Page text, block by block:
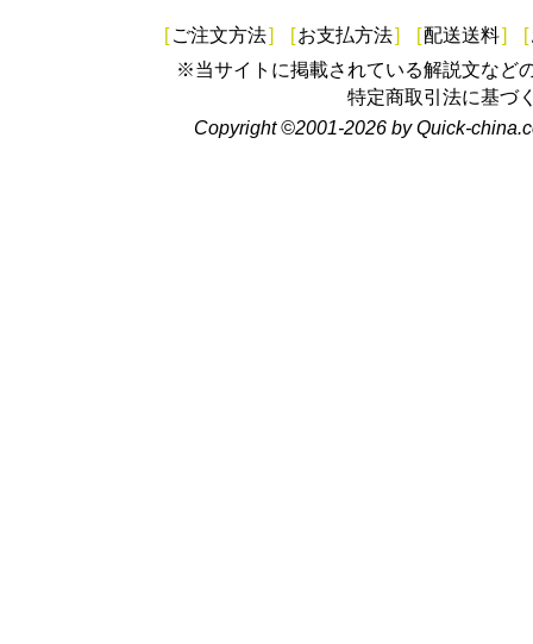
[ ご注文方法] [お支払方法] [配送送料] [
※当サイトに掲載されている解説文など
特定商取引法に基づ
Copyright ©2001-2026 by Quick-